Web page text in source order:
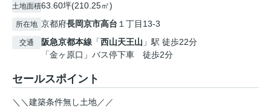
土地面積63.60坪(210.25㎡)
所在地 京都府長岡京市高台 １丁目13-3
交通 阪急京都本線 「西山天王山 」駅 徒歩22分
「金ヶ原口」バス停下車 徒歩2分
セールスポイント
＼＼建築条件無し土地／／